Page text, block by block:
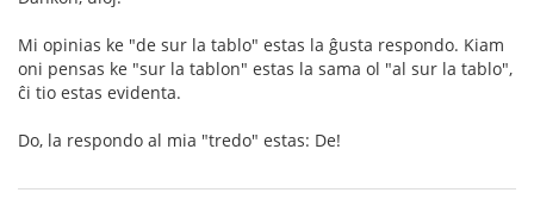
Mi opinias ke "de sur la tablo" estas la ĝusta respondo. Kiam
oni pensas ke "sur la tablon" estas la sama ol "al sur la tablo",
ĉi tio estas evidenta.
Do, la respondo al mia "tredo" estas: De!